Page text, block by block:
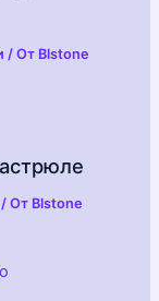
/ От Blstone
/ От Blstone